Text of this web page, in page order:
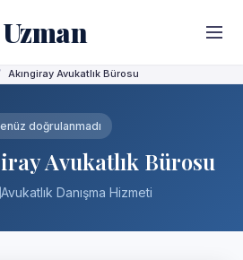
Akıngiray Avukatlık Bürosu
doğrulanmadı
Avukatlık Bürosu
Avukatlık Danışma Hizmeti